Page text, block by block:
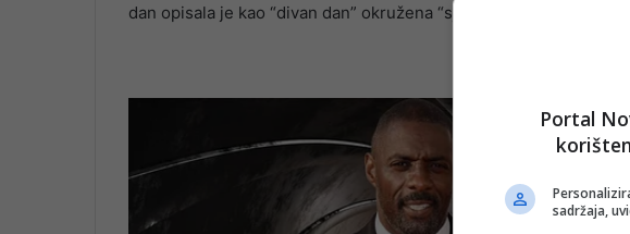
dan opisala je kao “divan dan” okružena “sjajnim ljudima”.
Portal
sadržaja,